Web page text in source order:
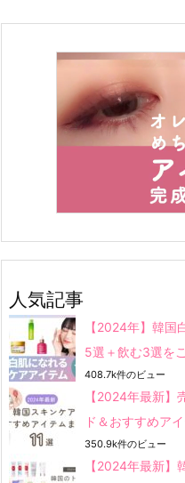
人気記事
【2024年】韓国
5選＋飲む3選を
408.7k件のビュー
【2024年最新】
ド＆おすすめア
350.9k件のビュー
【2024年最新】